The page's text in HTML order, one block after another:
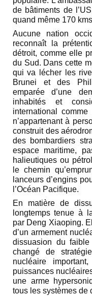
de bâtiments de
quand même 170
Aucune nation
reconnaît la
détroit, comme elle
du Sud. Dans cette
qui va lécher les
Brunei et des
emparée d’une
inhabités et
international comme
n’appartenant à
construit des
des bombardiers
espace maritime,
halieutiques ou
le chemin
lanceurs d’engins
l’Océan Pacifique.
En matière de
longtemps tenue à
par Deng Xiaoping.
d’un armement
dissuasion du
changé de
nucléaire
puissances
une arme
tous les systèmes de